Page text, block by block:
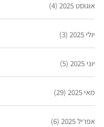
אוגוסט 2025 (4)
יולי 2025 (3)
יוני 2025 (5)
מאי 2025 (29)
אפריל 2025 (6)